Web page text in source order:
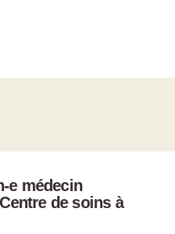
e médecin
de soins à